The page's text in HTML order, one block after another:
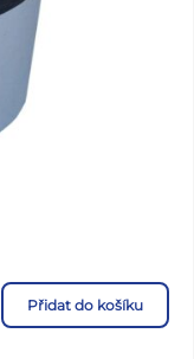
Přidat do košíku